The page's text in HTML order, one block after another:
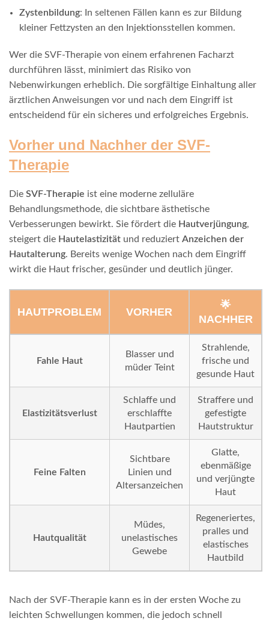
Zystenbildung: In seltenen Fällen kann es zur Bildung
kleiner Fettzysten an den Injektionsstellen kommen.
Wer die SVF-Therapie von einem erfahrenen Facharzt
durchführen lässt, minimiert das Risiko von
Nebenwirkungen erheblich. Die sorgfältige Einhaltung aller
ärztlichen Anweisungen vor und nach dem Eingriff ist
entscheidend für ein sicheres und erfolgreiches Ergebnis.
Vorher und Nachher der SVF-
Therapie
Die SVF-Therapie ist eine moderne zelluläre
Behandlungsmethode, die sichtbare ästhetische
Verbesserungen bewirkt. Sie fördert die Hautverjüngung,
steigert die Hautelastizität und reduziert Anzeichen der
Hautalterung. Bereits wenige Wochen nach dem Eingriff
wirkt die Haut frischer, gesünder und deutlich jünger.
HAUTPROBLEM VORHER
🌟
NACHHER
Fahle Haut
Blasser und
müder Teint
Strahlende,
frische und
gesunde Haut
Elastizitätsverlust
Schlaffe und
erschlaffte
Hautpartien
Straffere und
gefestigte
Hautstruktur
Feine Falten
Sichtbare
Linien und
Altersanzeichen
Glatte,
ebenmäßige
und verjüngte
Haut
Hautqualität
Müdes,
unelastisches
Gewebe
Regeneriertes,
pralles und
elastisches
Hautbild
Nach der SVF-Therapie kann es in der ersten Woche zu
leichten Schwellungen kommen, die jedoch schnell